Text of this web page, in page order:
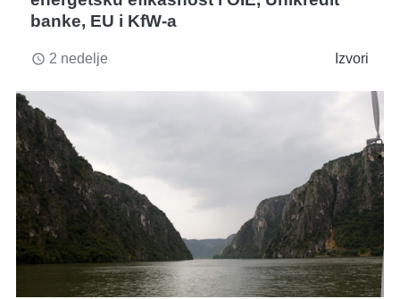
banke, EU i KfW-a
access_time 2 nedelje Izvori